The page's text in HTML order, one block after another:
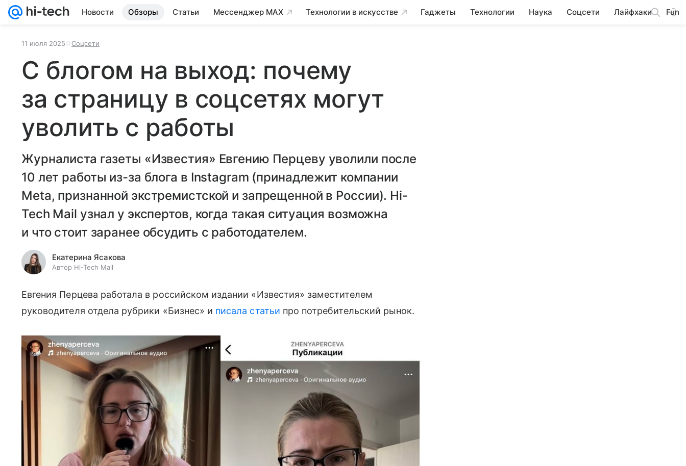
Новости Обзоры Статьи Мессенджер MAX Технологии в искусстве Гаджеты Технологии Наука Соцсети Лайфхаки Fun
11 июля 2025 Соцсети
С блогом на выход: почему
за страницу в соцсетях могут
уволить с работы
Журналиста газеты «Известия» Евгению Перцеву уволили после
10 лет работы из-за блога в Instagram (принадлежит компании
Meta, признанной экстремистской и запрещенной в России). Hi-
Tech Mail узнал у экспертов, когда такая ситуация возможна
и что стоит заранее обсудить с работодателем.
Екатерина Ясакова
Автор Hi-Tech Mail
Евгения Перцева работала в российском издании «Известия» заместителем
руководителя отдела рубрики «Бизнес» и писала статьи про потребительский рынок.